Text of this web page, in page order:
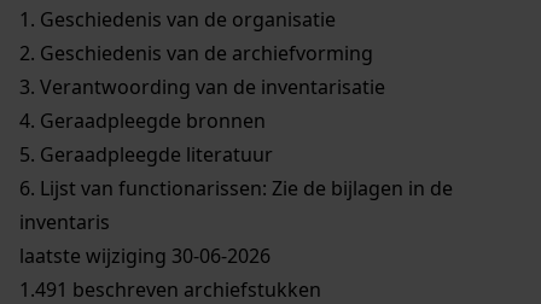
1. Geschiedenis van de organisatie
2. Geschiedenis van de archiefvorming
3. Verantwoording van de inventarisatie
4. Geraadpleegde bronnen
5. Geraadpleegde literatuur
6. Lijst van functionarissen: Zie de bijlagen in de
inventaris
laatste wijziging 30-06-2026
1.491 beschreven archiefstukken